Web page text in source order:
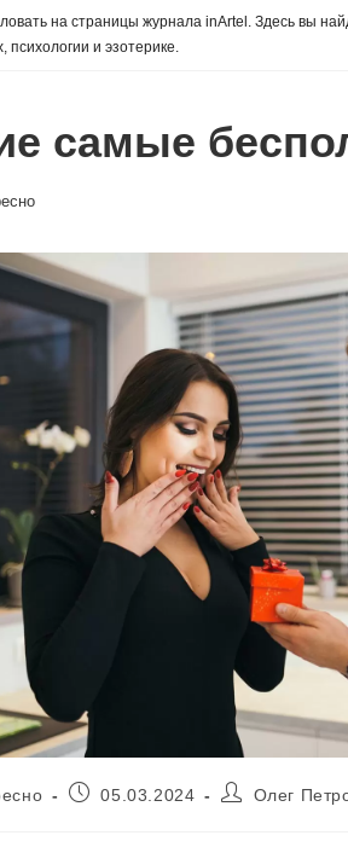
на страницы журнала inArtel. Здесь вы
психологии и эзотерике.
самые
Запись05.03.2024
АвторОлег